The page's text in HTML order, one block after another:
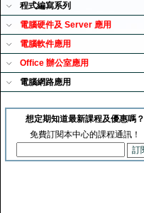
程式編寫系列
電腦硬件及 Server 應用
電腦軟件應用
Office 辦公室應用
電腦網路應用
想定期知道最新課程及優惠嗎？
免費訂閱本中心的課程通訊！